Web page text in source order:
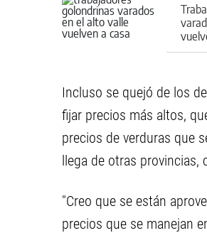
Incluso se quejó de los
fijar precios más altos,
precios de verduras que
llega de otras provincias,
"Creo que se están
precios que se manejan